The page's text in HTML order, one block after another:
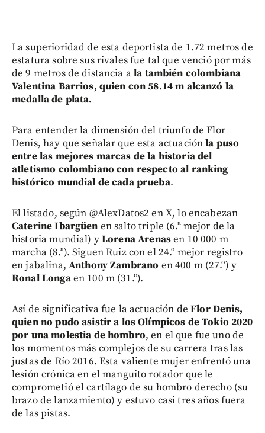
La superioridad de esta deportista de 1.72 metros de
estatura sobre sus rivales fue tal que venció por más
de 9 metros de distancia ala también colombiana
Valentina Barrios, quien con 58.14 m alcanzó la
medalla de plata.
Para entender la dimensión del triunfo de Flor
Denis, hay que señalar que esta actuaciónla puso
entre las mejores marcas de la historia del
atletismo colombiano con respecto al ranking
histórico mundial de cada prueba.
El listado, según @AlexDatos2 en X, lo encabezan
Caterine Ibargüen en salto triple (6.ª mejor de la
historia mundial) yLorena Arenasen 10 000 m
marcha (8.ª). Siguen Ruiz con el 24.º mejor registro
en jabalina, Anthony Zambrano en 400 m (27.º) y
Ronal Longaen 100 m (31.º).
Así de significativa fue la actuación de Flor Denis,
quien no pudo asistir a los Olímpicos de Tokio 2020
por una molestia de hombro, en el que fue uno de
los momentos más complejos de su carrera tras las
justas de Río 2016. Esta valiente mujer enfrentó una
lesión crónica en el manguito rotador que le
comprometió el cartílago de su hombro derecho (su
brazo de lanzamiento) y estuvo casi tres años fuera
de las pistas.